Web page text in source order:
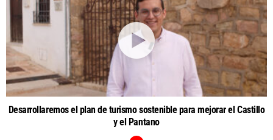
Desarrollaremos el plan de turismo sostenible para mejorar el Castillo
y el Pantano